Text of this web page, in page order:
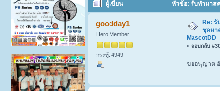
ผู้เขียน หัวข้อ: รับทำมาส
(อ่าน 1173 ครั้ง)
goodday1
Hero Member
กระทู้: 4949
Re: รั
ชุดมา
MascotDD
« ตอบกลับ
ขออนุญาต